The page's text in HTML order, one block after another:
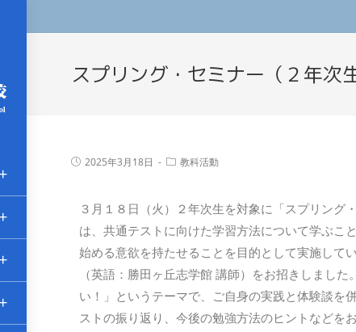
スプリング・セミナー（２年次
2025年3月18日 教科活動
３月１８日（火）２年次生を対象に「スプリング
は、共通テストに向けた学習方法について学ぶこ
始める意欲を持たせることを目的として実施して
（英語：勝田ヶ丘志学館 講師）をお招きしまし
い！」というテーマで、ご自身の実践と体験談を
ストの振り返り、今後の勉強方法のヒントなどを